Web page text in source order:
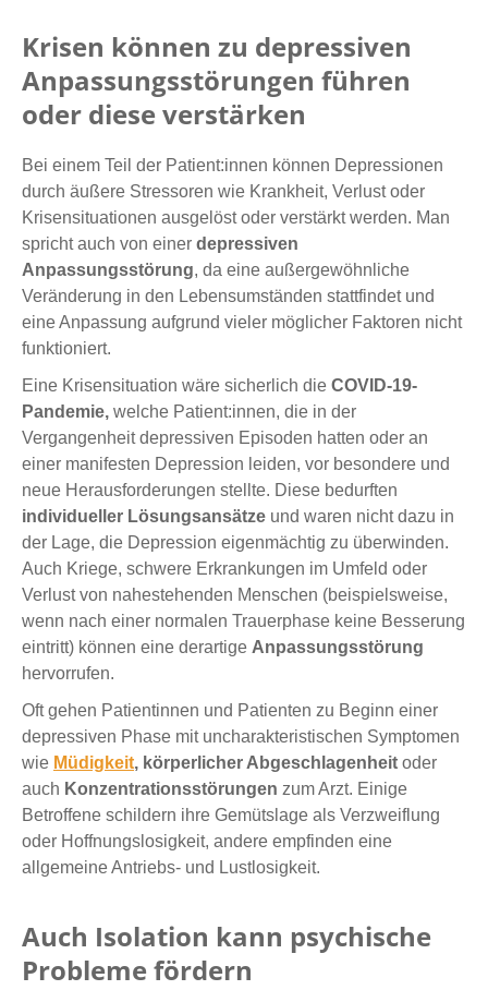
Krisen können zu depressiven
Anpassungsstörungen führen
oder diese verstärken
Bei einem Teil der Patient:innen können Depressionen
durch äußere Stressoren wie Krankheit, Verlust oder
Krisensituationen ausgelöst oder verstärkt werden. Man
spricht auch von einer depressiven
Anpassungsstörung, da eine außergewöhnliche
Veränderung in den Lebensumständen stattfindet und
eine Anpassung aufgrund vieler möglicher Faktoren nicht
funktioniert.
Eine Krisensituation wäre sicherlich die COVID-19-
Pandemie, welche Patient:innen, die in der
Vergangenheit depressiven Episoden hatten oder an
einer manifesten Depression leiden, vor besondere und
neue Herausforderungen stellte. Diese bedurften
individueller Lösungsansätze und waren nicht dazu in
der Lage, die Depression eigenmächtig zu überwinden.
Auch Kriege, schwere Erkrankungen im Umfeld oder
Verlust von nahestehenden Menschen (beispielsweise,
wenn nach einer normalen Trauerphase keine Besserung
eintritt) können eine derartige Anpassungsstörung
hervorrufen.
Oft gehen Patientinnen und Patienten zu Beginn einer
depressiven Phase mit uncharakteristischen Symptomen
wie Müdigkeit, körperlicher Abgeschlagenheit oder
auch Konzentrationsstörungen zum Arzt. Einige
Betroffene schildern ihre Gemütslage als Verzweiflung
oder Hoffnungslosigkeit, andere empfinden eine
allgemeine Antriebs- und Lustlosigkeit.
Auch Isolation kann psychische
Probleme fördern